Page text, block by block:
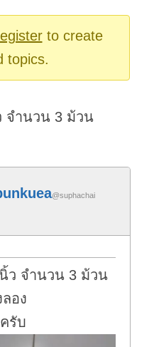
to create
topics.
จำนวน 3 ม้วน
@suphachai
ว จำนวน 3 ม้วน
อง
รับ